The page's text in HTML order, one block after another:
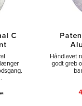
C
Håndlavet
godt greb